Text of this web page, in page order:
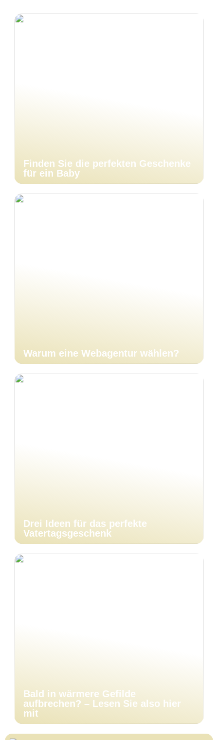
Finden Sie die perfekten Geschenke
für ein Baby
Warum eine Webagentur wählen?
Drei Ideen für das perfekte
Vatertagsgeschenk
Bald in wärmere Gefilde
aufbrechen? – Lesen Sie also hier
mit